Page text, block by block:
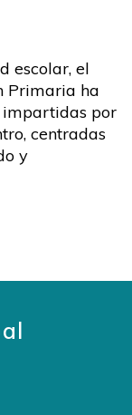
escolar, el
Primaria ha
por
centradas
y